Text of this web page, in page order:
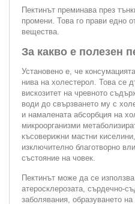
Пектинът преминава през
промени. Това го прави едно
вещества.
За какво е полезен
Установено е, че
нива на холестерол. Това се
вискозитет на чревното
води до свързването му с
и намалената абсорбция на
микроорганизми
късоверижни мастни
изключително благотворно
състояние на човек.
Пектинът може да се
атеросклерозата, сърдечно-
заболявания, образуването